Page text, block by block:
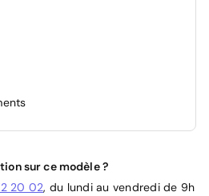
sur ce modèle ?
20 02, du lundi au vendredi de 9h